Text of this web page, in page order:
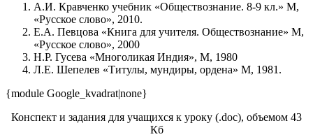
А.И. Кравченко учебник «Обществознание. 8-9 кл.» М,
«Русское слово», 2010.
Е.А. Певцова «Книга для учителя. Обществознание» М,
«Русское слово», 2000
Н.Р. Гусева «Многоликая Индия», М, 1980
Л.Е. Шепелев «Титулы, мундиры, ордена» М, 1981.
{module Google_kvadrat|none}
Конспект и задания для учащихся к уроку (.doc), объемом 43
Кб